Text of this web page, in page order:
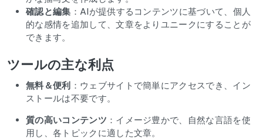
確認と編集 ：AIが提供するコンテンツに基づいて、個人
的な感情を追加して、文章をよりユニークにすることが
できます。
ツールの主な利点
無料＆便利 ：ウェブサイトで簡単にアクセスでき、イン
ストールは不要です。
質の高いコンテンツ ：イメージ豊かで、自然な言語を使
用し、各トピックに適した文章。